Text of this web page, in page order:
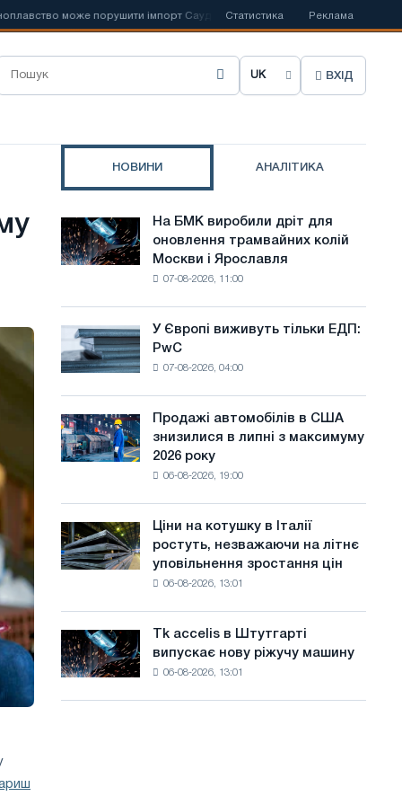
може порушити імпорт Саудівської сталі Іспанська Acerinox
Статистика Реклама
О
р
и
м
в
а
й
т
у
ВХІД
НОВИНИ АНАЛІТИКА
На
БМК
виробили
трамвайних
колій
і
Ярославля
На БМК виробили дріт для
оновлення трамвайних колій
Москви і Ярославля
07-08-2026, 11:00
Європі
виживуть
PwC
У Європі виживуть тільки ЕДП:
PwC
07-08-2026, 04:00
Продажі
автомобілів
в
липні
з
року
Продажі автомобілів в США
знизилися в липні з максимуму
2026 року
06-08-2026, 19:00
Ціни
на
котушку
незважаючи
на
уповільнення
Ціни на котушку в Італії
ростуть, незважаючи на літнє
уповільнення зростання цін
06-08-2026, 13:01
Tk
accelis
в
Tk accelis в Штутгарті
випускає нову ріжучу машину
06-08-2026, 13:01